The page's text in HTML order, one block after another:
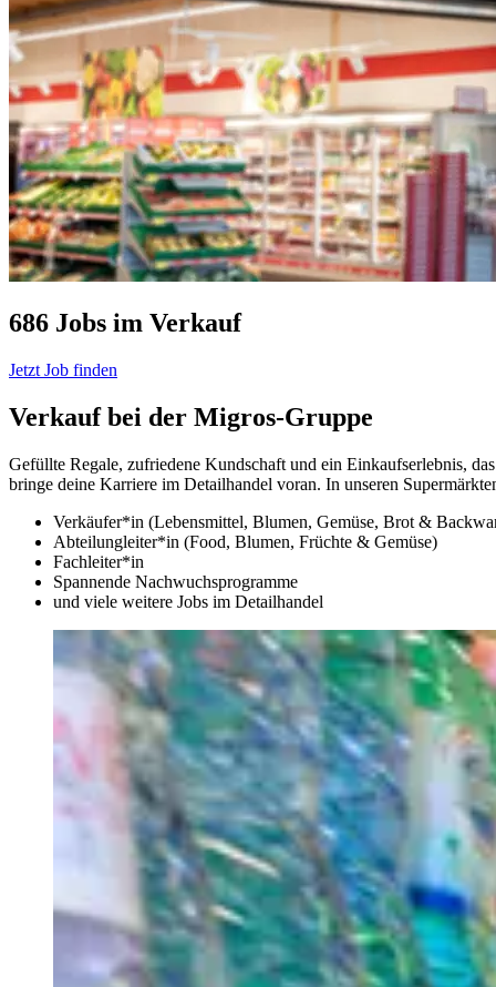
686 Jobs im Verkauf
Jetzt Job finden
Verkauf bei der Migros-Gruppe
Gefüllte Regale, zufriedene Kundschaft und ein Einkaufserlebnis,
bringe deine Karriere im Detailhandel voran. In unseren
Verkäufer*in (Lebensmittel, Blumen, Gemüse, Brot &
Abteilungleiter*in (Food, Blumen, Früchte & Gemüse)
Fachleiter*in
Spannende Nachwuchsprogramme
und viele weitere Jobs im Detailhandel